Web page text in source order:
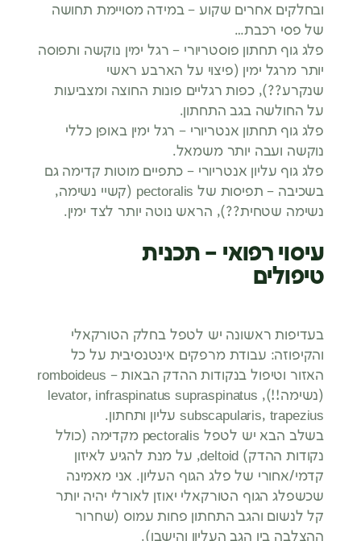
ובחלקים אחרים שקוע – במידה מסויימת תחושה
של פסי רכבת…
פלג גוף תחתון פוסטריורי – רגל ימין נוקשה ותפוסה
יותר מרגל ימין (פיצוי על הארבע ראשי
שנקרע??), כפות רגליים פונות החוצה ומצביעות
על החולשה בגב התחתון.
פלג גוף תחתון אנטריורי – רגל ימין באופן כללי
נוקשה ועבה יותר משמאל.
פלג גוף עליון אנטריורי – כתפיים מוטות קדימה גם
בשכיבה – תפיסות של pectoralis (קשיי נשימה,
נשימה שטחית??), הראש נוטה יותר לצד ימין.
עיסוי רפואי – תכנית
טיפולים
בעדיפות ראשונה יש לטפל בחלק הטורקאלי
והקיפוזה: עבודת מרפקים אינטנסיבית על כל
האזור וטיפול בנקודות ההדק הבאות – romboideus
(נשימה!!), levator, infraspinatus supraspinatus
subscapularis, trapezius עליון ותחתון.
בשלב הבא יש לטפל pectoralis מקדימה (כולל
נקודות ההדק) deltoid, על מנת להגיע לאיזון
קדמי/אחורי של פלג הגוף העליון. אני מאמינה
שכשפלג הגוף הטורקאלי יאוזן לאורלי יהיה יותר
קל לנשום והגב התחתון פחות עמוס (שחרור
ההצלבה בין הגב העליון והישבן).